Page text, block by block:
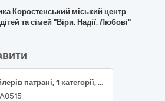
Коростенський міський центр
та сімей "Віри, Надії, Любові"
Тушки курчат-бройлерів патрані, 1 категорії, заморожені